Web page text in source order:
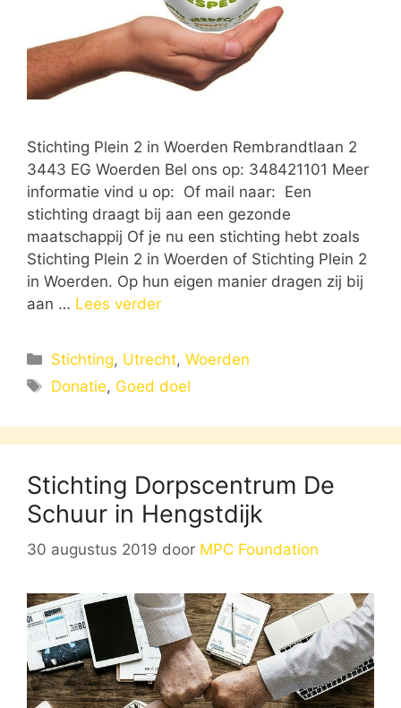
Stichting Plein 2 in Woerden Rembrandtlaan 2
3443 EG Woerden Bel ons op: 348421101 Meer
informatie vind u op: Of mail naar: Een
stichting draagt bij aan een gezonde
maatschappij Of je nu een stichting hebt zoals
Stichting Plein 2 in Woerden of Stichting Plein 2
in Woerden. Op hun eigen manier dragen zij bij
aan … Lees verder
Categorieën
Stichting, Utrecht,Woerden
Tags
Donatie, Goed doel
Stichting Dorpscentrum De
Schuur in Hengstdijk
30 augustus 2019 door MPC Foundation